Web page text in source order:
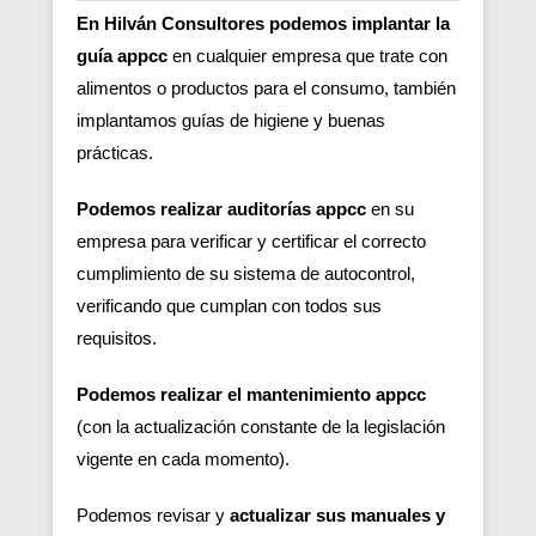
En Hilván Consultores podemos implantar la
guía appcc en cualquier empresa que trate con
alimentos o productos para el consumo, también
implantamos guías de higiene y buenas
prácticas.
Podemos realizar auditorías appcc en su
empresa para verificar y certificar el correcto
cumplimiento de su sistema de autocontrol,
verificando que cumplan con todos sus
requisitos.
Podemos realizar el mantenimiento appcc
(con la actualización constante de la legislación
vigente en cada momento).
Podemos revisar y actualizar sus manuales y